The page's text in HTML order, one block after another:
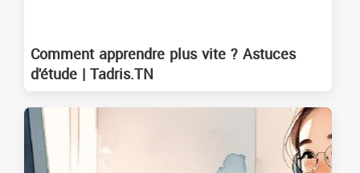
Comment apprendre plus vite ? Astuces
d'étude | Tadris.TN